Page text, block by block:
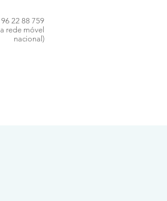
22 88 759
rede móvel
nacional)